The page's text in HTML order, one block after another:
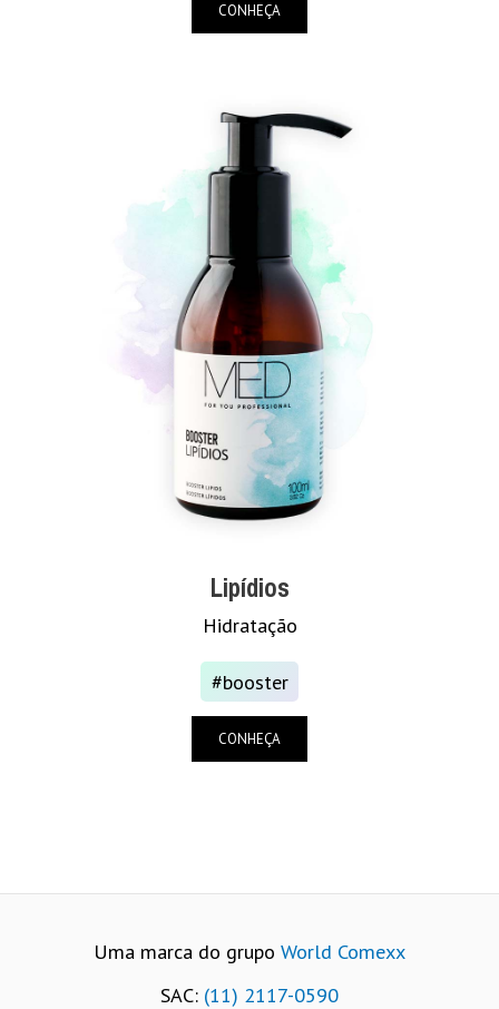
CONHEÇA
Lipídios
Hidratação
#booster
CONHEÇA
Uma marca do grupo World Comexx
SAC: (11) 2117-0590